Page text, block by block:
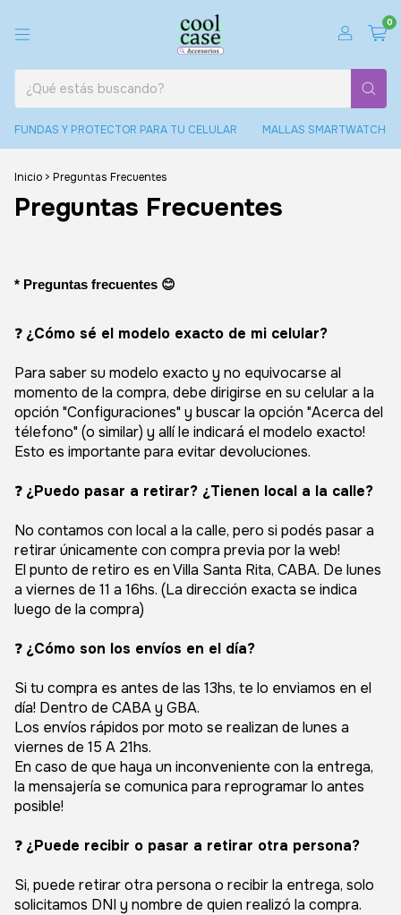
0
FUNDAS Y PROTECTOR PARA TU CELULAR MALLAS SMARTWATCH
Inicio > Preguntas Frecuentes
Preguntas Frecuentes
* Preguntas frecuentes 😊
❓ ¿Cómo sé el modelo exacto de mi celular?
Para saber su modelo exacto y no equivocarse al
momento de la compra, debe dirigirse en su celular a la
opción "Configuraciones" y buscar la opción "Acerca del
télefono" (o similar) y allí le indicará el modelo exacto!
Esto es importante para evitar devoluciones.
❓ ¿Puedo pasar a retirar? ¿Tienen local a la calle?
No contamos con local a la calle, pero si podés pasar a
retirar únicamente con compra previa por la web!
El punto de retiro es en Villa Santa Rita, CABA. De lunes
a viernes de 11 a 16hs. (La dirección exacta se indica
luego de la compra)
❓ ¿Cómo son los envíos en el día?
Si tu compra es antes de las 13hs, te lo enviamos en el
día! Dentro de CABA y GBA.
Los envíos rápidos por moto se realizan de lunes a
viernes de 15 A 21hs.
En caso de que haya un inconveniente con la entrega,
la mensajería se comunica para reprogramar lo antes
posible!
❓ ¿Puede recibir o pasar a retirar otra persona?
Si, puede retirar otra persona o recibir la entrega, solo
solicitamos DNI y nombre de quien realizó la compra.